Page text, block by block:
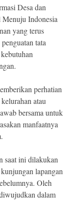
Desa dan
Indonesia
yang terus
tata
perhatian
atau
bersama untuk
manfaatnya
saat ini dilakukan
lapangan
Oleh
dalam